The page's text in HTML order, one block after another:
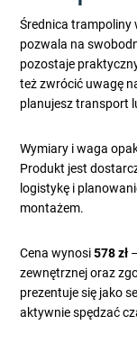
Średnica trampoliny
pozwala na
pozostaje
też zwrócić uwagę
planujesz transport
Wymiary i waga
Produkt jest
logistykę i
montażem.
Cena wynosi578 zł
zewnętrznej oraz
prezentuje się jako
aktywnie spędzać